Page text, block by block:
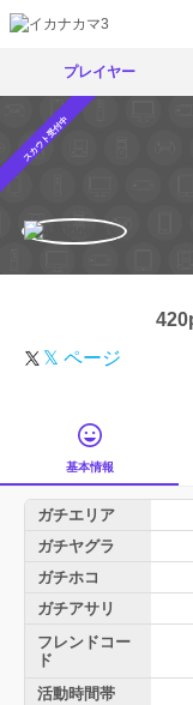
プレイヤー
スカウト受付中
𝕏 ページ
基本情報
ガチエリア
ガチヤグラ
ガチホコ
ガチアサリ
フレンドコー
ド
活動時間帯